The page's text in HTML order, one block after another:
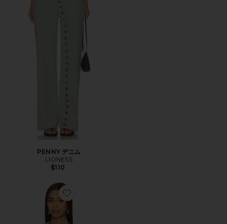
PENNY デニム
LIONESS
$110
Favorite PAOLA スカーフ